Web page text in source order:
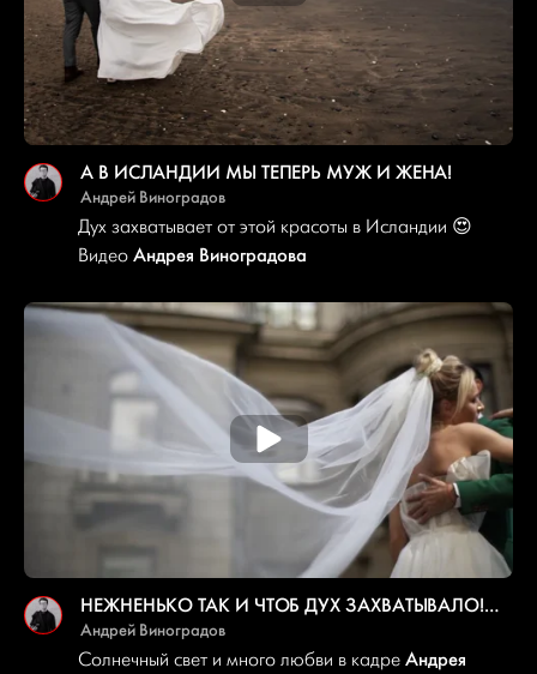
А В ИСЛАНДИИ МЫ ТЕПЕРЬ МУЖ И ЖЕНА!
Андрей Виноградов
Дух захватывает от этой красоты в Исландии 😍
Видео Андрея Виноградова
НЕЖНЕНЬКО ТАК И ЧТОБ ДУХ ЗАХВАТЫВАЛО!…
Андрей Виноградов
Солнечный свет и много любви в кадре Андрея